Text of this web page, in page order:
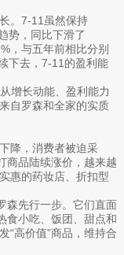
。7-11虽然保持
势，同比下滑了
，与五年前相比分别
下去，7-11的盈利能
增长动能、盈利能力
自罗森和全家的实质
降，消费者被迫采
商品陆续涨价，越来越
惠的药妆店、折扣型
森先行一步。它们直面
食小吃、饭团、甜点和
“高价值”商品，维持合